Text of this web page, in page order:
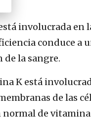
involucrada en
conduce a
la sangre.
K está
de las
de vitamina